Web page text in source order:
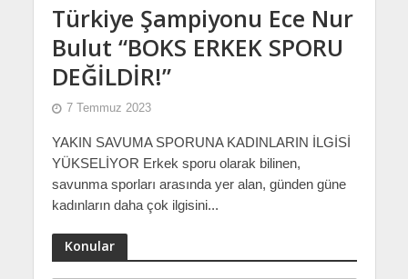
Türkiye Şampiyonu Ece Nur
Bulut “BOKS ERKEK SPORU
DEĞİLDİR!”
7 Temmuz 2023
YAKIN SAVUMA SPORUNA KADINLARIN İLGİSİ
YÜKSELİYOR Erkek sporu olarak bilinen,
savunma sporları arasında yer alan, günden güne
kadınların daha çok ilgisini...
Konular